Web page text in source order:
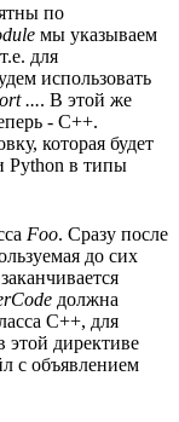
по
мы указываем
для
использовать
.... В этой же
- C++.
которая будет
Python в типы
Foo. Сразу после
до сих
должна
C++, для
этой директиве
с объявлением